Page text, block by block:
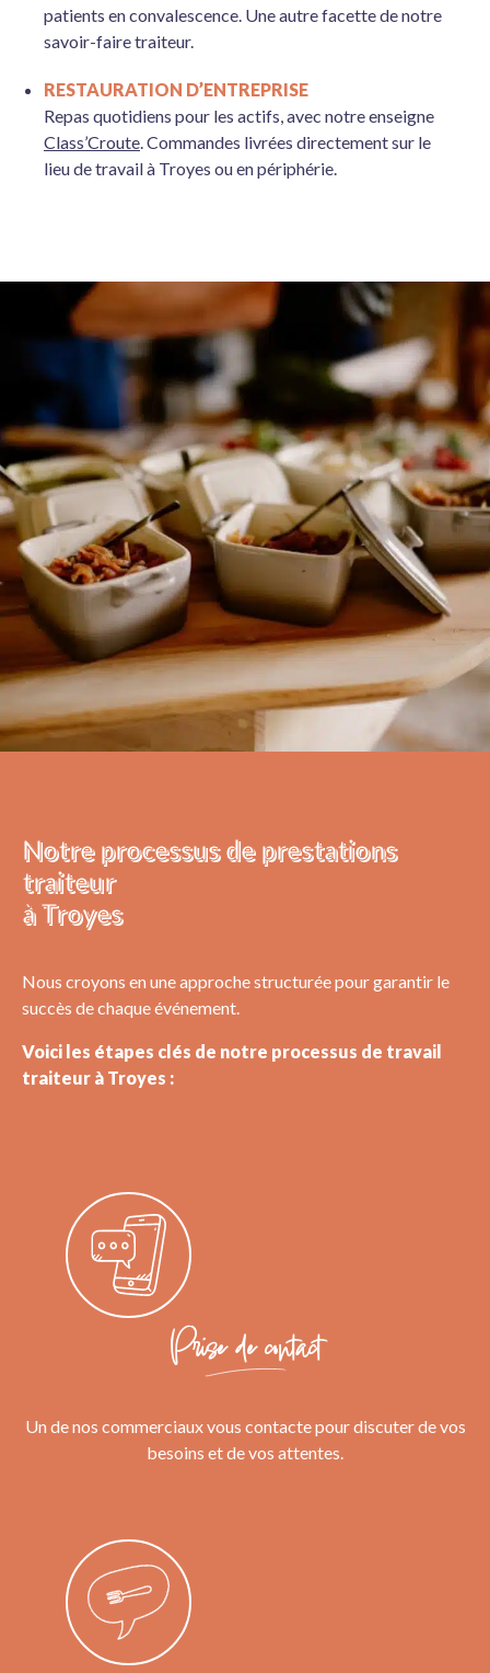
patients en convalescence. Une autre facette de notre
savoir-faire traiteur.
RESTAURATION D’ENTREPRISE
Repas quotidiens pour les actifs, avec notre enseigne
Class’Croute. Commandes livrées directement sur le
lieu de travail à Troyes ou en périphérie.
Notre processus de prestations
traiteur
à Troyes
Nous croyons en une approche structurée pour garantir le
succès de chaque événement.
Voici les étapes clés de notre processus de travail
traiteur à Troyes :
Prise de contact
Un de nos commerciaux vous contacte pour discuter de vos
besoins et de vos attentes.